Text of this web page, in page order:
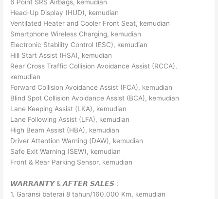
6 Point SRS Airbags, kemudian
Head-Up Display (HUD), kemudian
Ventilated Heater and Cooler Front Seat, kemudian
Smartphone Wireless Charging, kemudian
Electronic Stability Control (ESC), kemudian
Hill Start Assist (HSA), kemudian
Rear Cross Traffic Collision Avoidance Assist (RCCA),
kemudian
Forward Collision Avoidance Assist (FCA), kemudian
Blind Spot Collision Avoidance Assist (BCA), kemudian
Lane Keeping Assist (LKA), kemudian
Lane Following Assist (LFA), kemudian
High Beam Assist (HBA), kemudian
Driver Attention Warning (DAW), kemudian
Safe Exit Warning (SEW), kemudian
Front & Rear Parking Sensor, kemudian
𝙒𝘼𝙍𝙍𝘼𝙉𝙏𝙔 & 𝘼𝙁𝙏𝙀𝙍 𝙎𝘼𝙇𝙀𝙎 :
1. Garansi baterai 8 tahun/160.000 Km, kemudian